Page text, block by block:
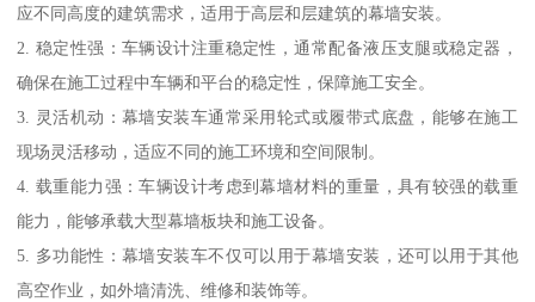
应不同高度的建筑需求，适用于高层和层建筑的幕墙安装。
2. 稳定性强：车辆设计注重稳定性，通常配备液压支腿或稳定器，
确保在施工过程中车辆和平台的稳定性，保障施工安全。
3. 灵活机动：幕墙安装车通常采用轮式或履带式底盘，能够在施工
现场灵活移动，适应不同的施工环境和空间限制。
4. 载重能力强：车辆设计考虑到幕墙材料的重量，具有较强的载重
能力，能够承载大型幕墙板块和施工设备。
5. 多功能性：幕墙安装车不仅可以用于幕墙安装，还可以用于其他
高空作业，如外墙清洗、维修和装饰等。